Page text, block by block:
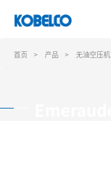
首页 产品 无油空压机